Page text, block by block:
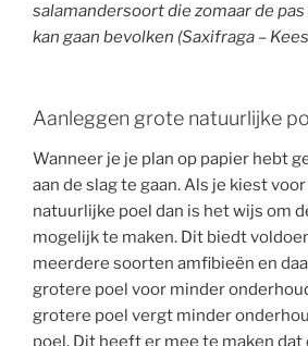
salamandersoort die zomaar de
kan gaan bevolken (Saxifraga –
Aanleggen grote natuurlijke
Wanneer je je plan op papier hebt
aan de slag te gaan. Als je kiest
natuurlijke poel dan is het wijs om
mogelijk te maken. Dit biedt
meerdere soorten amfibieën en
grotere poel voor minder
grotere poel vergt minder
poel. Dit heeft er mee te maken